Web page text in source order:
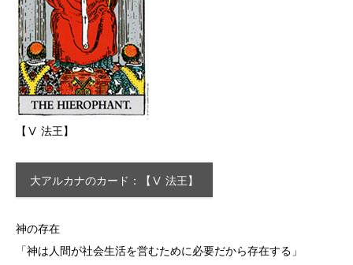
【Ⅴ 法王】
大アルカナのカード：【Ⅴ 法王】
神の存在
「神は人間が社会生活を営むために必要だから存在する」